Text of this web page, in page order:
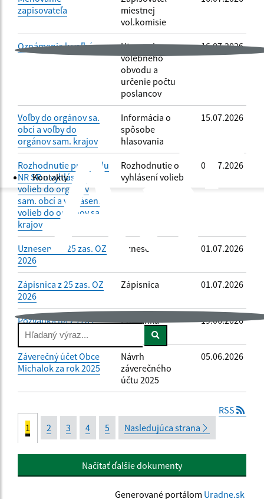
výraz...
Kontakty
zapisovateľa
miestnej
vol.komisie
Oznámenie k voľbám
Utvorenie
volebného
obvodu a
určenie počtu
poslancov
16.07.2026
Voľby do orgánov sa.
obcí a voľby do
orgánov sam. krajov
Informácia o
spôsobe
hlasovania
15.07.2026
Rozhodnutie predsedu
NR SR o vyhlásení
volieb do orgánov
sam. obcí a vyhlásení
volieb do orgánov sa.
krajov
Rozhodnutie o
vyhlásení volieb
09.07.2026
Uznesenia z 25 zas. OZ
2026
Uznesenia 01.07.2026
Zápisnica z 25 zas. OZ
2026
Zápisnica 01.07.2026
Pozvánka na 25 zas.
OZ 2026
Pozvánka 19.06.2026
Záverečný účet Obce
Michalok za rok 2025
Návrh
záverečného
účtu 2025
05.06.2026
RSS
1
2 3 4 5 Nasledujúca strana
Načítať ďalšie dokumenty
Generované portálom Uradne.sk